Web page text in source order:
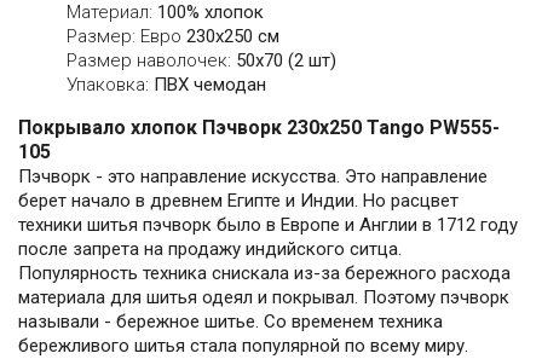
Материал: 100% хлопок
Размер: Евро 230х250 см
Размер наволочек: 50x70 (2 шт)
Упаковка: ПВХ чемодан
Покрывало хлопок Пэчворк 230х250 Tango PW555-
105
Пэчворк - это направление искусства. Это направление
берет начало в древнем Египте и Индии. Но расцвет
техники шитья пэчворк было в Европе и Англии в 1712 году
после запрета на продажу индийского ситца.
Популярность техника снискала из-за бережного расхода
материала для шитья одеял и покрывал. Поэтому пэчворк
называли - бережное шитье. Со временем техника
бережливого шитья стала популярной по всему миру.